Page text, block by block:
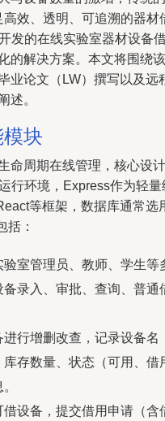
效、透明、可追溯的器材
发的在线实验室器材设备
的解决方案。本文将围绕该
业论文（LW）撰写以及远
述。
块
命周期在线管理，核心设计
行环境，Express作为轻量
等框架，数据库通常选
括：
验室管理员、教师、学生等
录入、审批、查询、普通
进行增删改查，记录设备名
存数量、状态（可用、借
借设备，提交借用申请（含